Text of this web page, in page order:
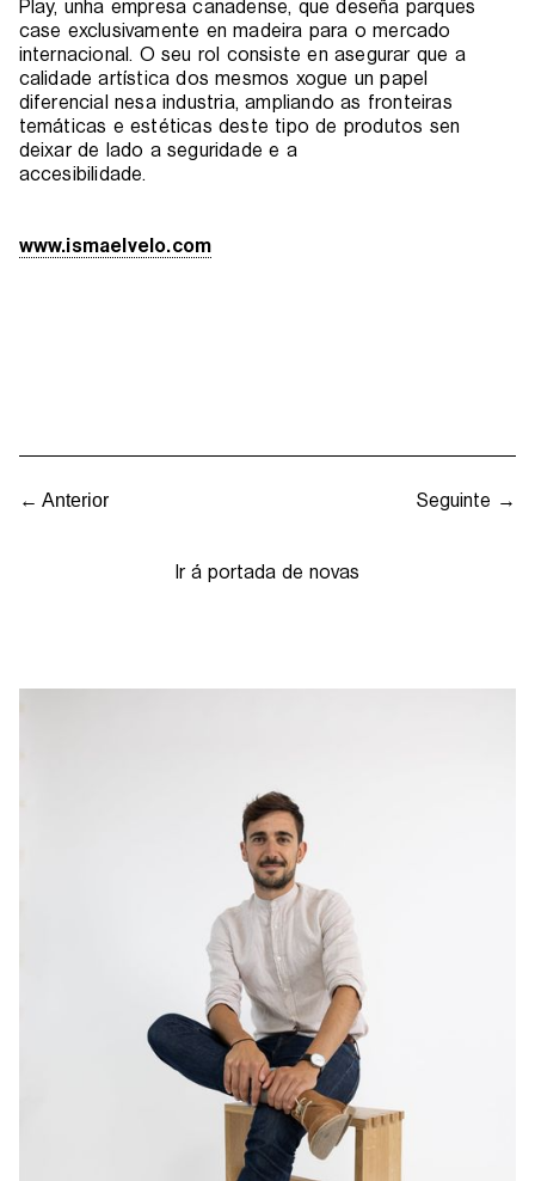
Play, unha empresa canadense, que deseña parques
case exclusivamente en madeira para o mercado
internacional. O seu rol consiste en asegurar que a
calidade artística dos mesmos xogue un papel
diferencial nesa industria, ampliando as fronteiras
temáticas e estéticas deste tipo de produtos sen
deixar de lado a seguridade e a
accesibilidade.
www.ismaelvelo.com
← Anterior Seguinte →
Ir á portada de novas